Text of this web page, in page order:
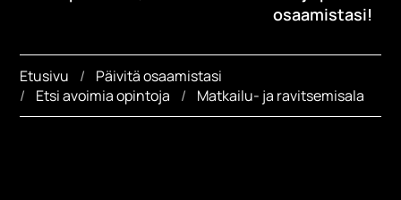
osaamistasi!
Etusivu
Päivitä osaamistasi
Etsi avoimia opintoja
Matkailu- ja ravitsemisala